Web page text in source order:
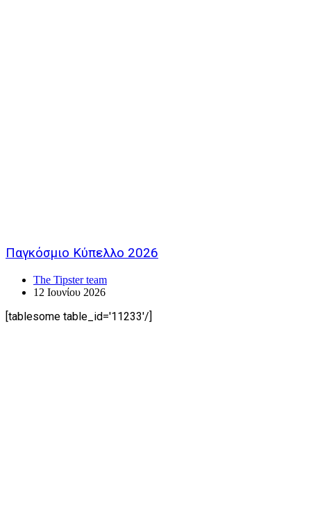
Παγκόσμιο Κύπελλο 2026
The Tipster team
12 Ιουνίου 2026
[tablesome table_id='11233'/]